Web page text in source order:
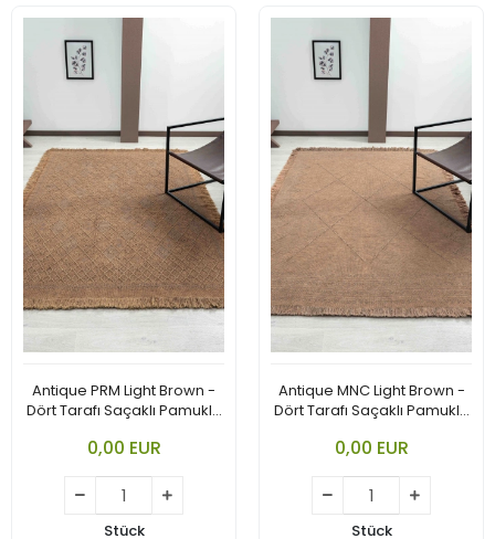
Antique PRM Light Brown -
Dört Tarafı Saçaklı Pamuklu
0,00 EUR
Stück
Antique MNC Light Brown -
Dört Tarafı Saçaklı Pamuklu
0,00 EUR
Stück